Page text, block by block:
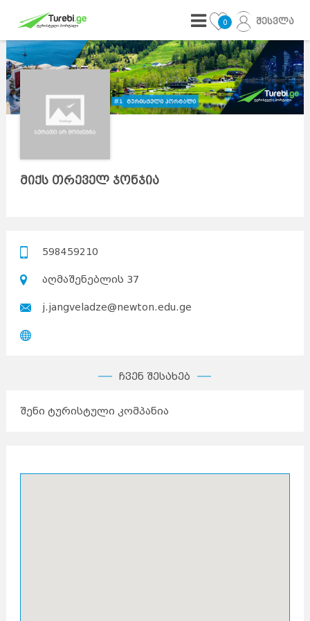
0 შესვლა
მიქს თრეველ ჯონჯია
598459210
აღმაშენებლის 37
j.jangveladze@newton.edu.ge
ჩვენ შესახებ
შენი ტურისტული კომპანია